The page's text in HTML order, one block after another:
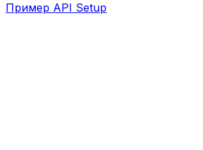
Пример API Setup